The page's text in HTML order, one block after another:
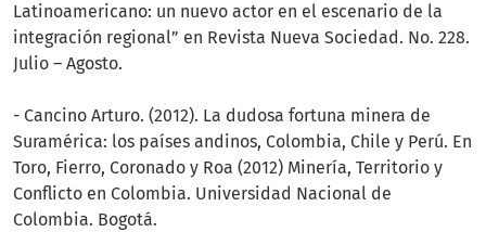
Latinoamericano: un nuevo actor en el escenario de la
integración regional” en Revista Nueva Sociedad. No. 228.
Julio – Agosto.
- Cancino Arturo. (2012). La dudosa fortuna minera de
Suramérica: los países andinos, Colombia, Chile y Perú. En
Toro, Fierro, Coronado y Roa (2012) Minería, Territorio y
Conflicto en Colombia. Universidad Nacional de
Colombia. Bogotá.